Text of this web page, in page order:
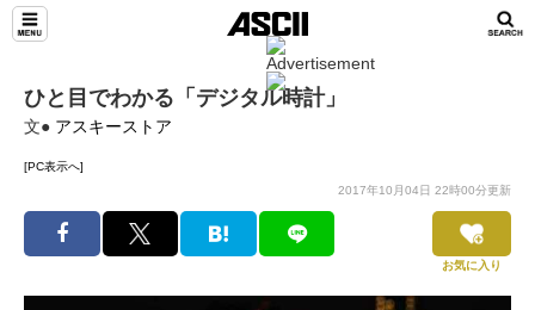
ひと目でわかる「デジタル時計」
文● アスキーストア
[PC表示へ]
2017年10月04日 22時00分更新
お気に入り